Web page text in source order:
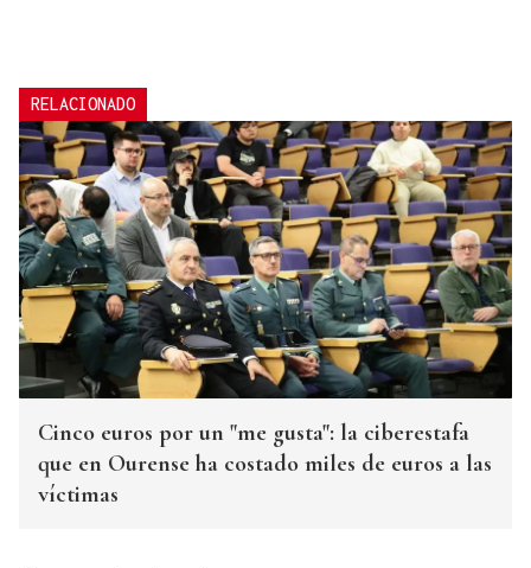
RELACIONADO
Cinco euros por un "me gusta": la ciberestafa
que en Ourense ha costado miles de euros a las
víctimas